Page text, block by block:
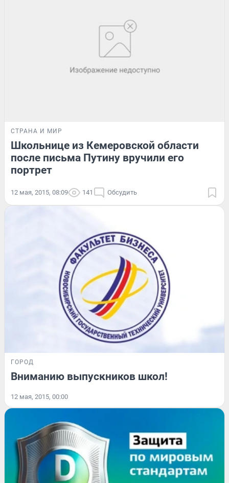
СТРАНА И МИР
Школьнице из Кемеровской области
после письма Путину вручили его
портрет
12 мая, 2015, 08:09 141 Обсудить
ГОРОД
Вниманию выпускников школ!
12 мая, 2015, 00:00